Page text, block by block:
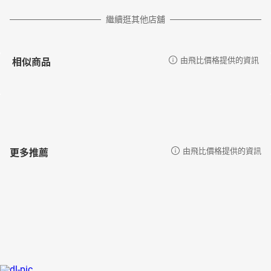
繼續逛其他店舖
相似商品 由飛比價格提供的資訊
更多推薦 由飛比價格提供的資訊